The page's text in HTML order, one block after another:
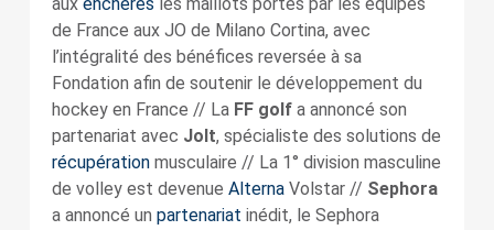
aux enchères les maillots portés par les équipes
de France aux JO de Milano Cortina, avec
l’intégralité des bénéfices reversée à sa
Fondation afin de soutenir le développement du
hockey en France // La FF golf a annoncé son
partenariat avec Jolt, spécialiste des solutions de
récupérationmusculaire // La 1° division masculine
de volley est devenue AlternaVolstar // Sephora
a annoncé un partenariat inédit, le Sephora